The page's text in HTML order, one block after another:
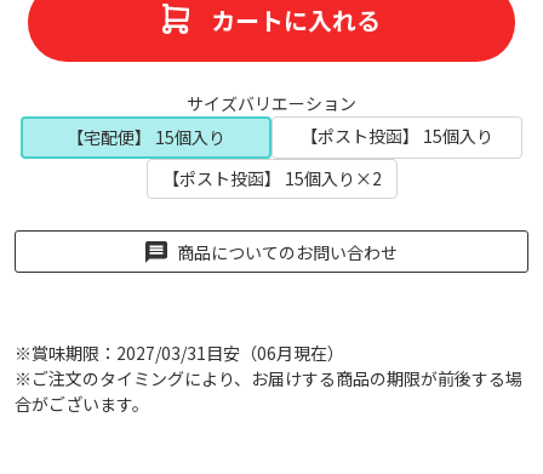
カートに入れる
サイズバリエーション
【宅配便】 15個入り
【ポスト投函】 15個入り
【ポスト投函】 15個入り×2
商品についてのお問い合わせ
※賞味期限：2027/03/31目安（06月現在）
※ご注文のタイミングにより、お届けする商品の期限が前後する場
合がございます。